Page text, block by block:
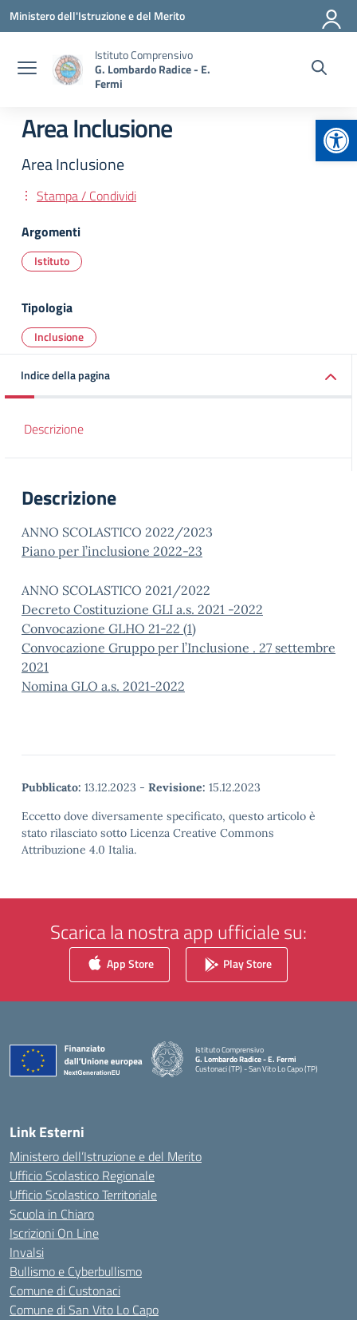
Vai ai contenuti
Vai al menu di navigazione
Vai al footer
Ministero dell'Istruzione e del Merito
Istituto Comprensivo
G. Lombardo Radice - E.
Fermi
Area Inclusione
Area Inclusione
Stampa / Condividi
Argomenti
Istituto
Tipologia
Inclusione
Indice della pagina
Descrizione
Descrizione
ANNO SCOLASTICO 2022/2023
Piano per l’inclusione 2022-23
ANNO SCOLASTICO 2021/2022
Decreto Costituzione GLI a.s. 2021 -2022
Convocazione GLHO 21-22 (1)
Convocazione Gruppo per l’Inclusione . 27 settembre
2021
Nomina GLO a.s. 2021-2022
Pubblicato: 13.12.2023 - Revisione: 15.12.2023
Eccetto dove diversamente specificato, questo articolo è
stato rilasciato sotto Licenza Creative Commons
Attribuzione 4.0 Italia.
Scarica la nostra app ufficiale su:
App Store Play Store
Istituto Comprensivo
G. Lombardo Radice - E. Fermi
Custonaci (TP) - San Vito Lo Capo (TP)
— Visita la pagina iniziale della scuola
Link Esterni
Ministero dell’Istruzione e del Merito
Ufficio Scolastico Regionale
Ufficio Scolastico Territoriale
Scuola in Chiaro
Iscrizioni On Line
Invalsi
Bullismo e Cyberbullismo
Comune di Custonaci
Comune di San Vito Lo Capo